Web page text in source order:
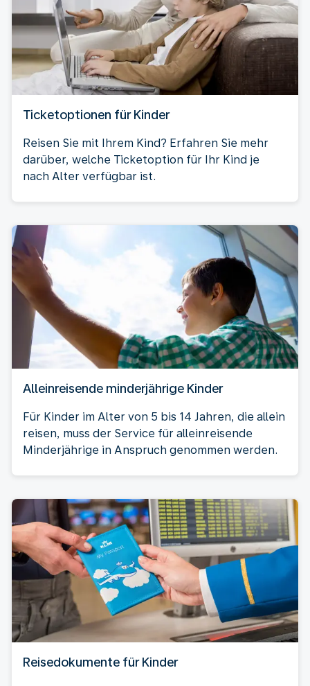
Ticketoptionen für Kinder
Reisen Sie mit Ihrem Kind? Erfahren Sie mehr
darüber, welche Ticketoption für Ihr Kind je
nach Alter verfügbar ist.
Alleinreisende minderjährige Kinder
Für Kinder im Alter von 5 bis 14 Jahren, die allein
reisen, muss der Service für alleinreisende
Minderjährige in Anspruch genommen werden.
Reisedokumente für Kinder